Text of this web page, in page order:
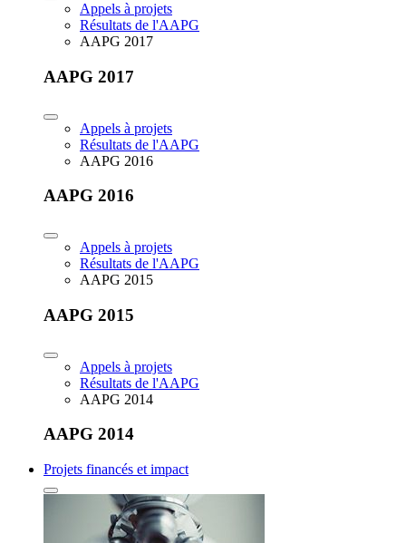
Appels à projets
Résultats de l'AAPG
AAPG 2017
AAPG 2017
Appels à projets
Résultats de l'AAPG
AAPG 2016
AAPG 2016
Appels à projets
Résultats de l'AAPG
AAPG 2015
AAPG 2015
Appels à projets
Résultats de l'AAPG
AAPG 2014
AAPG 2014
Projets financés et impact